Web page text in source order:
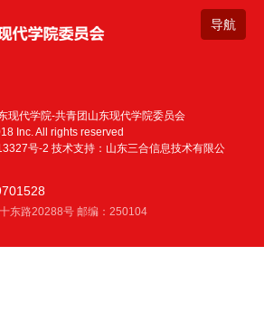
现代学院-共青团山东现代学院委员会
Inc. All rights reserved
号-2技术支持：山东三合信息技术有限公
东路20288号 邮编：250104